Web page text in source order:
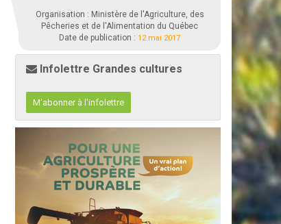
Organisation : Ministère de l'Agriculture, des
Pêcheries et de l'Alimentation du Québec
Date de publication : 12 mai 2017
Infolettre Grandes cultures
M'abonner à l'infolettre